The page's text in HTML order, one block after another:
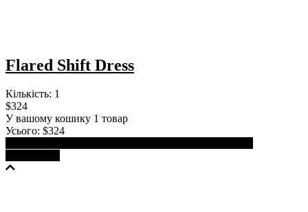
Flared Shift Dress
Кількість: 1
$324
У вашому кошику 1 товар
Усього: $324